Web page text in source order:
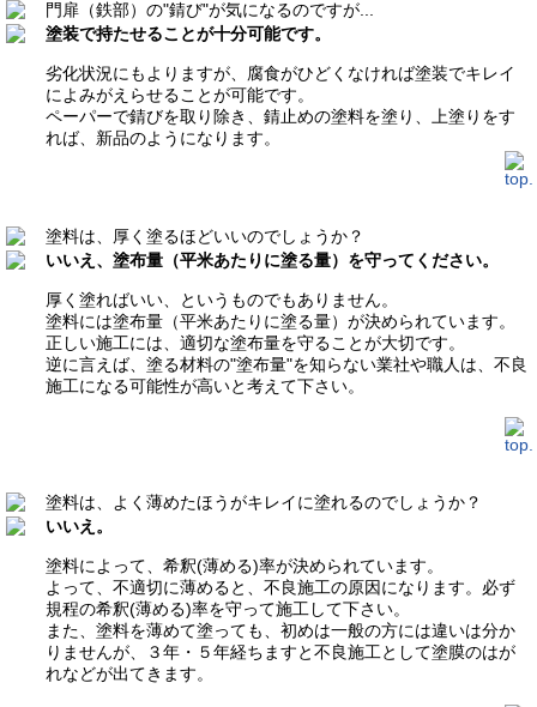
門扉（鉄部）の"錆び"が気になるのですが...
塗装で持たせることが十分可能です。
劣化状況にもよりますが、腐食がひどくなければ塗装でキレイ
によみがえらせることが可能です。
ペーパーで錆びを取り除き、錆止めの塗料を塗り、上塗りをす
れば、新品のようになります。
塗料は、厚く塗るほどいいのでしょうか？
いいえ、塗布量（平米あたりに塗る量）を守ってください。
厚く塗ればいい、というものでもありません。
塗料には塗布量（平米あたりに塗る量）が決められています。
正しい施工には、適切な塗布量を守ることが大切です。
逆に言えば、塗る材料の"塗布量"を知らない業社や職人は、不良
施工になる可能性が高いと考えて下さい。
塗料は、よく薄めたほうがキレイに塗れるのでしょうか？
いいえ。
塗料によって、希釈(薄める)率が決められています。
よって、不適切に薄めると、不良施工の原因になります。必ず
規程の希釈(薄める)率を守って施工して下さい。
また、塗料を薄めて塗っても、初めは一般の方には違いは分か
りませんが、３年・５年経ちますと不良施工として塗膜のはが
れなどが出てきます。